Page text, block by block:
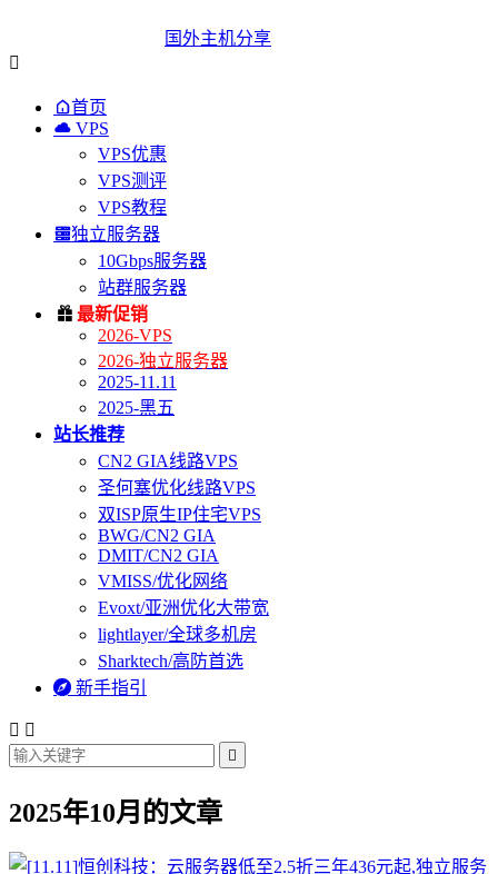
国外主机分享

首页
 VPS
VPS优惠
VPS测评
VPS教程
独立服务器
10Gbps服务器
站群服务器
 最新促销
2026-VPS
2026-独立服务器
2025-11.11
2025-黑五
站长推荐
CN2 GIA线路VPS
圣何塞优化线路VPS
双ISP原生IP住宅VPS
BWG/CN2 GIA
DMIT/CN2 GIA
VMISS/优化网络
Evoxt/亚洲优化大带宽
lightlayer/全球多机房
Sharktech/高防首选
 新手指引
 

2025年10月的文章